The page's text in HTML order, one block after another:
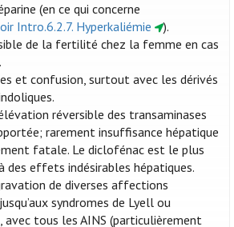
(en ce qui concerne
Intro.6.2.7. Hyperkaliémie
).
de la fertilité chez la femme en cas
et confusion, surtout avec les dérivés
réversible des transaminases
rarement insuffisance hépatique
fatale. Le diclofénac est le plus
des effets indésirables hépatiques.
de diverses affections
syndromes de Lyell ou
avec tous les AINS (particulièrement